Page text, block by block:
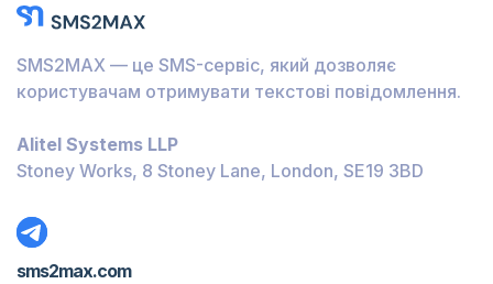
SMS2MAX — це SMS-сервіс, який дозволяє
користувачам отримувати текстові повідомлення.
Alitel Systems LLP
Stoney Works, 8 Stoney Lane, London, SE19 3BD
sms2max.com